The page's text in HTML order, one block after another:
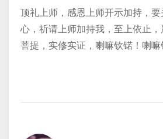
顶礼上师，感恩上师开示加持，
心，祈请上师加持我，至上依止
菩提，实修实证，喇嘛钦锘！喇嘛